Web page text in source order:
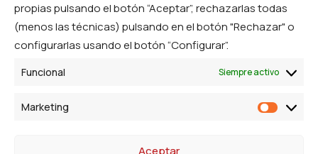
propias pulsando el botón “Aceptar”, rechazarlas todas
(menos las técnicas) pulsando en el botón "Rechazar" o
configurarlas usando el botón “Configurar”.
Funcional Siempre activo
Marketing
Aceptar